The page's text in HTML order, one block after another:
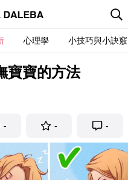
心理學 小技巧與小訣竅
寶寶的方法
- - -